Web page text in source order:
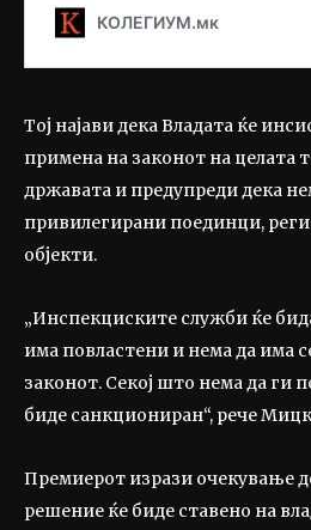
Тој најави дека Владата ќе
примена на законот на целата
државата и предупреди дека
привилегирани поединци,
објекти.
„Инспекциските служби ќе
има повластени и нема да има
законот. Секој што нема да ги
биде санкциониран“, рече
Премиерот изрази очекување
решение ќе биде ставено на